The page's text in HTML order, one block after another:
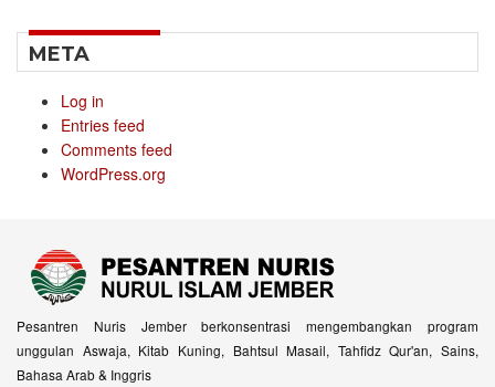
META
Log in
Entries feed
Comments feed
WordPress.org
Pesantren Nuris Jember berkonsentrasi mengembangkan program
unggulan Aswaja, Kitab Kuning, Bahtsul Masail, Tahfidz Qur'an, Sains,
Bahasa Arab & Inggris